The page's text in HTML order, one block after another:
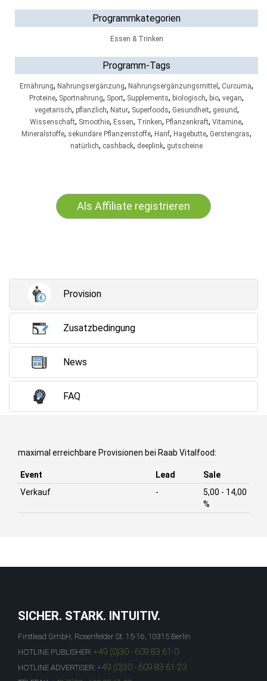
Programmkategorien
Essen & Trinken
Programm-Tags
Ernährung, Nahrungsergänzung, Nahrungsergänzungsmittel , Curcuma,
Proteine, Sportnahrung, Sport, Supplements, biologisch, bio, vegan,
vegetarisch, pflanzlich, Natur, Superfoods, Gesundheit, gesund,
Wissenschaft, Smoothie, Essen, Trinken, Pflanzenkraft, Vitamine,
Mineralstoffe, sekundäre Pflanzenstoffe, Hanf, Hagebutte, Gerstengras,
natürlich, cashback, deeplink, gutscheine
Als Affiliate registrieren
Provision
Zusatzbedingung
News
FAQ
maximal erreichbare Provisionen bei Raab Vitalfood:
Event Lead
Sale
Verkauf
-
5,00 - 14,00
%
SICHER. STARK. INTUITIV.
Firstlead GmbH, Rosenfelder St. 15-16, 10315 Berlin
HOTLINE PUBLISHER: +49 (0)30 - 609 83 61-0
HOTLINE ADVERTISER: +49 (0)30 - 609 83 61-23